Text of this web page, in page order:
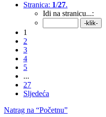
Stranica: 1/27.
Idi na stranicu...:
1
2
3
4
5
...
27
Sljedeća
Natrag na “Početnu”